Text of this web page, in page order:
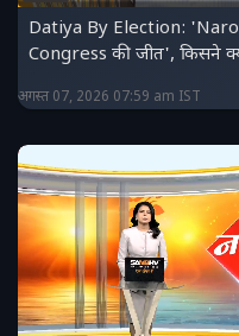
Datiya By Election:
Congress की जीत', किसने
अगस्त 07, 2026 07:59 am IST